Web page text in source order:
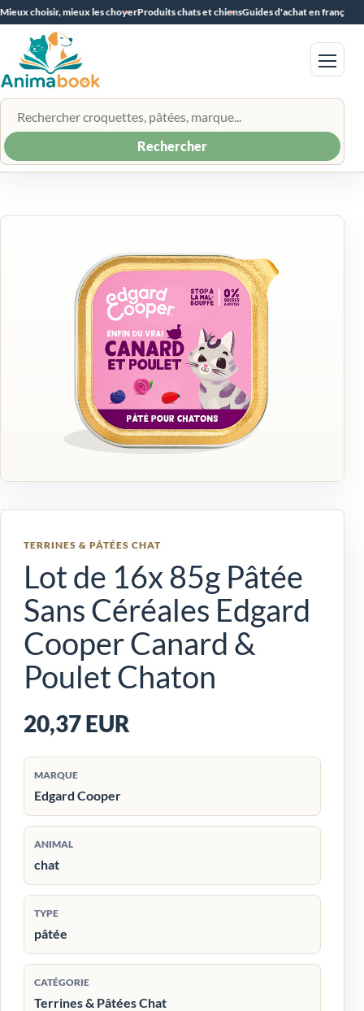
Mieux choisir, mieux les choyerProduits chats et chiensGuides d'achat en français
Rechercher un produit
Rechercher
Menu
TERRINES & PÂTÉES CHAT
Lot de 16x 85g Pâtée
Sans Céréales Edgard
Cooper Canard &
Poulet Chaton
20,37 EUR
MARQUE
Edgard Cooper
ANIMAL
chat
TYPE
pâtée
CATÉGORIE
Terrines & Pâtées Chat